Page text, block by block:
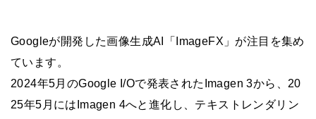
Googleが開発した画像生成AI「ImageFX」が注目を集め
ています。
2024年5月のGoogle I/Oで発表されたImagen 3から、20
25年5月にはImagen 4へと進化し、テキストレンダリン